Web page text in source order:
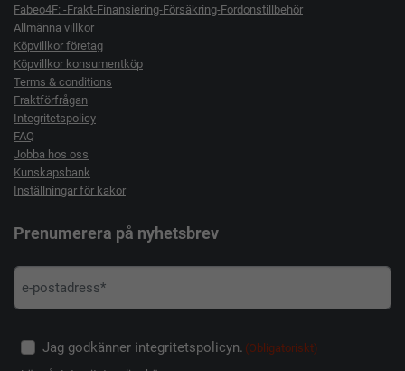
Fabeo4F: -Frakt-Finansiering-Försäkring-Fordonstillbehör
Allmänna villkor
Köpvillkor företag
Köpvillkor konsumentköp
Terms & conditions
Fraktförfrågan
Integritetspolicy
FAQ
Jobba hos oss
Kunskapsbank
Inställningar för kakor
Prenumerera på nyhetsbrev
Jag godkänner integritetspolicyn. (Obligatoriskt)